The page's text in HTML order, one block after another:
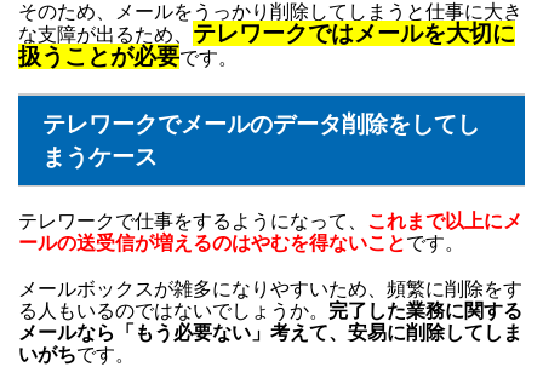
そのため、メールをうっかり削除してしまうと仕事に大き
な支障が出るため、 テレワークではメールを大切に
扱うことが必要です。
テレワークでメールのデータ削除をしてし
まうケース
テレワークで仕事をするようになって、 これまで以上にメ
ールの送受信が増えるのはやむを得ないことです。
メールボックスが雑多になりやすいため、頻繁に削除をす
る人もいるのではないでしょうか。 完了した業務に関する
メールなら「もう必要ない」考えて、安易に削除してしま
いがちです。